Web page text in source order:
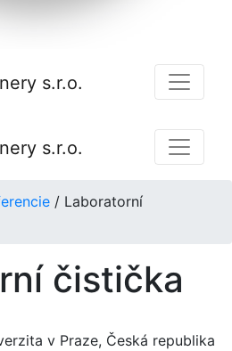
/ Laboratorní
čistička
v Praze, Česká republika